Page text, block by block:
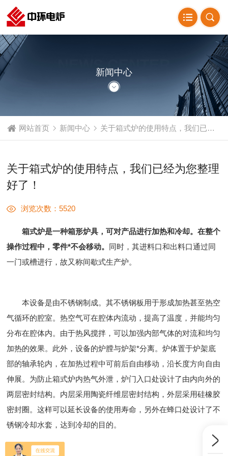
NEWS CENTER
新闻中心
网站首页 新闻中心 关于箱式炉的使用特点，我们已经为您整理好了！
关于箱式炉的使用特点，我们已经为您整理
好了！
浏览次数：5520
箱式炉是一种箱形炉具，可对产品进行加热和冷却。在整个
操作过程中，零件*不会移动。 同时，其进料口和出料口通过同
一门或槽进行，故又称间歇式生产炉。
本设备是由不锈钢制成。其不锈钢板用于形成加热甚至热空
气循环的腔室。热空气可在腔体内流动，提高了温度，并能均匀
分布在腔体内。由于热风搅拌，可以加强内部气体的对流和均匀
加热的效果。此外，设备的炉膛与炉架*分离。炉体置于炉架底
部的轴承轮内，在加热过程中可前后自由移动，沿长度方向自由
伸展。为防止箱式炉内热气外泄，炉门入口处设计了由内向外的
两层密封结构。内层采用陶瓷纤维层密封结构，外层采用硅橡胶
密封圈。这样可以延长设备的使用寿命，另外在蜂口处设计了不
锈钢冷却水套，达到冷却的目的。